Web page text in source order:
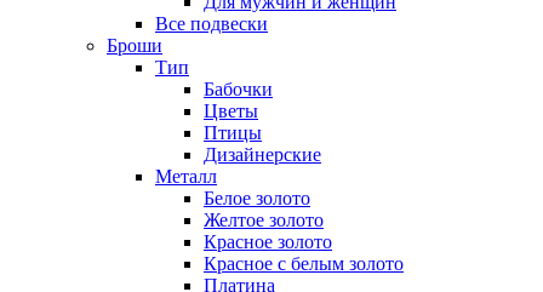
Все подвески
Броши
Тип
Бабочки
Цветы
Птицы
Дизайнерские
Металл
Белое золото
Желтое золото
Красное золото
Красное с белым золото
Платина